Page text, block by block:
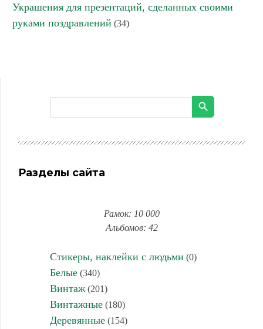
Украшения для презентаций, сделанных своими
руками поздравлений (34)
Разделы сайта
Рамок: 10 000
Альбомов: 42
Стикеры, наклейки с людьми (0)
Белые(340)
Винтаж(201)
Винтажные(180)
Деревянные(154)